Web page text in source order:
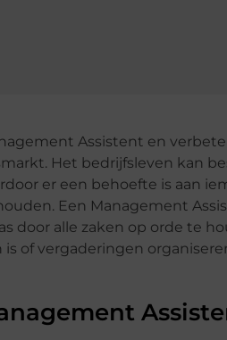
Assistent en
Het bedrijfsleven kan
er een behoefte is aan
Een Management
door alle zaken op orde te
of vergaderingen